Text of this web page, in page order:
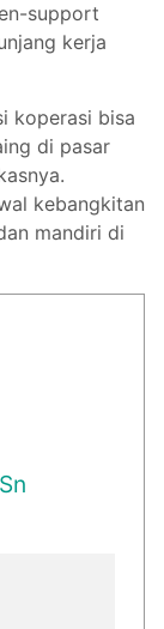
support
kerja
koperasi bisa
di pasar
kebangkitan
mandiri di